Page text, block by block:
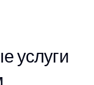
услуги